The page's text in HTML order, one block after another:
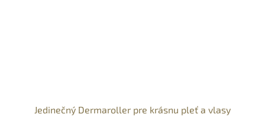
Jedinečný Dermaroller pre krásnu pleť a vlasy